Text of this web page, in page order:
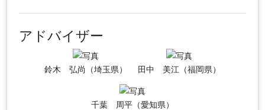
アドバイザー
鈴木 弘尚（埼玉県） 田中 美江（福岡県）
千葉 周平（愛知県）